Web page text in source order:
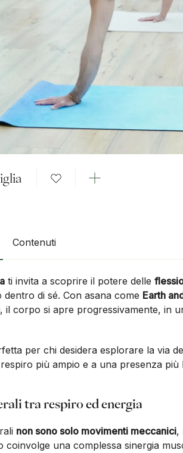
Contenuti
ti invita a scoprire il potere delle
di sé. Con asana come Earth
, il corpo si apre progressivamente, in
per chi desidera esplorare la via
respiro più ampio e a una presenza più
tra respiro ed energia
non sono solo movimenti meccanici,
coinvolge una complessa sinergia